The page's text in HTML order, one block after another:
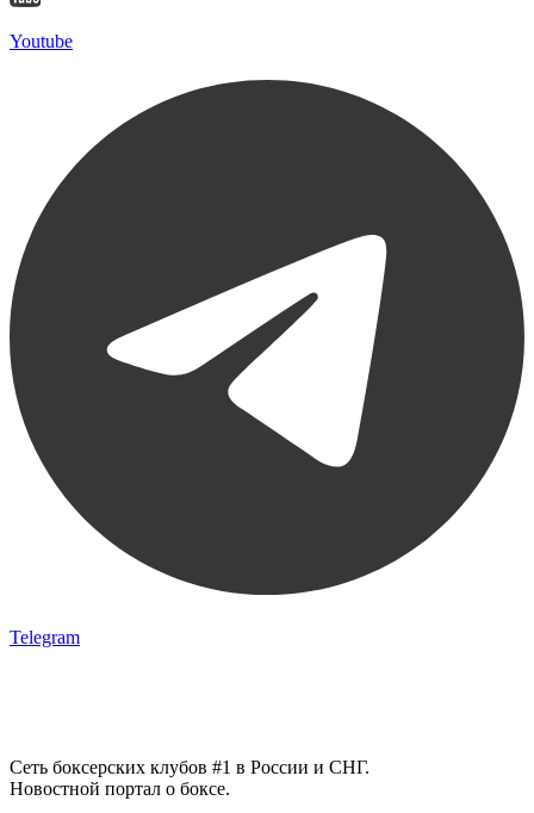
Youtube
Telegram
Сеть боксерских клубов #1 в России и СНГ.
Новостной портал о боксе.